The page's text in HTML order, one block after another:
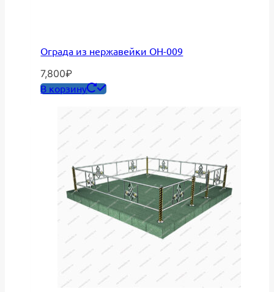
Ограда из нержавейки ОН-009
7,800₽
В корзину